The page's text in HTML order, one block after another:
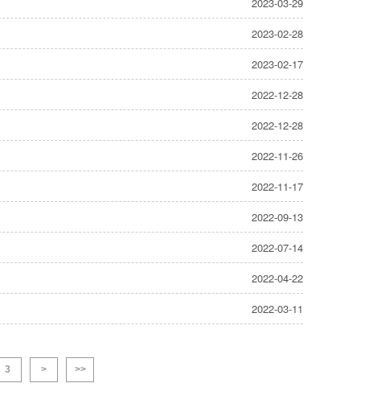
2023-02-28
2023-02-17
2022-12-28
2022-12-28
2022-11-26
2022-11-17
2022-09-13
2022-07-14
2022-04-22
2022-03-11
3 > >>